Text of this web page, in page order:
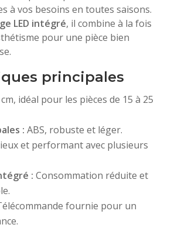
à vos besoins en toutes saisons.
LED intégré, il combine à la fois
pour une pièce bien
principales
cm, idéal pour les pièces de 15 à 25
: ABS, robuste et léger.
et performant avec plusieurs
: Consommation réduite et
fournie pour un